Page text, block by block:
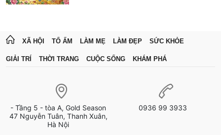
XÃ HỘI TỔ ẤM LÀM MẸ LÀM ĐẸP SỨC KHỎE
GIẢI TRÍ THỜI TRANG CUỘC SỐNG KHÁM PHÁ
- Tầng 5 - tòa A, Gold Season
47 Nguyễn Tuân, Thanh Xuân,
Hà Nội
0936 99 3933